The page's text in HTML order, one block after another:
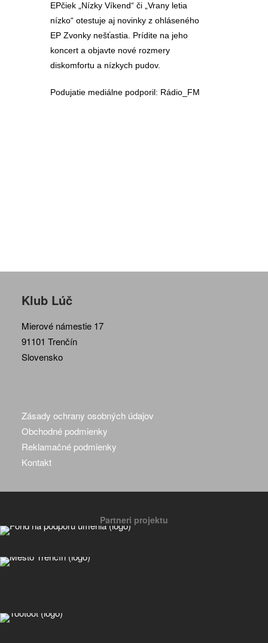
EPčiek „Nízky Víkend“ či „Vrany letia
nízko“ otestuje aj novinky z ohláseného
EP Zvonky nešťastia. Prídite na jeho
koncert a objavte nové rozmery
diskomfortu a nízkych pudov.
Podujatie mediálne podporil: Rádio_FM
Klub Lúč
Mierové námestie 17
91101 Trenčín
Slovensko
Zásady ochrany osobných údajov
Obchodné podmienky
Reklamačné podmienky
Kontakt
Partneri projektu